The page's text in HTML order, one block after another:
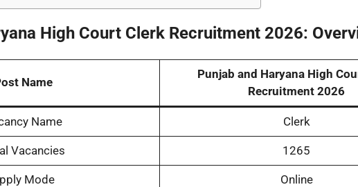
High Court Clerk Recruitment 2026:
Name
Punjab and Haryana High
Recruitment 2026
Name Clerk
Vacancies 1265
Mode Online